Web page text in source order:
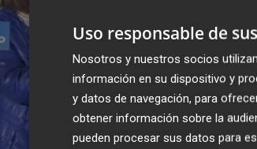
Uso responsable de
Nosotros y nuestros socios
información en su dispositivo y
y datos de navegación, para
obtener información sobre la
pueden procesar sus datos para